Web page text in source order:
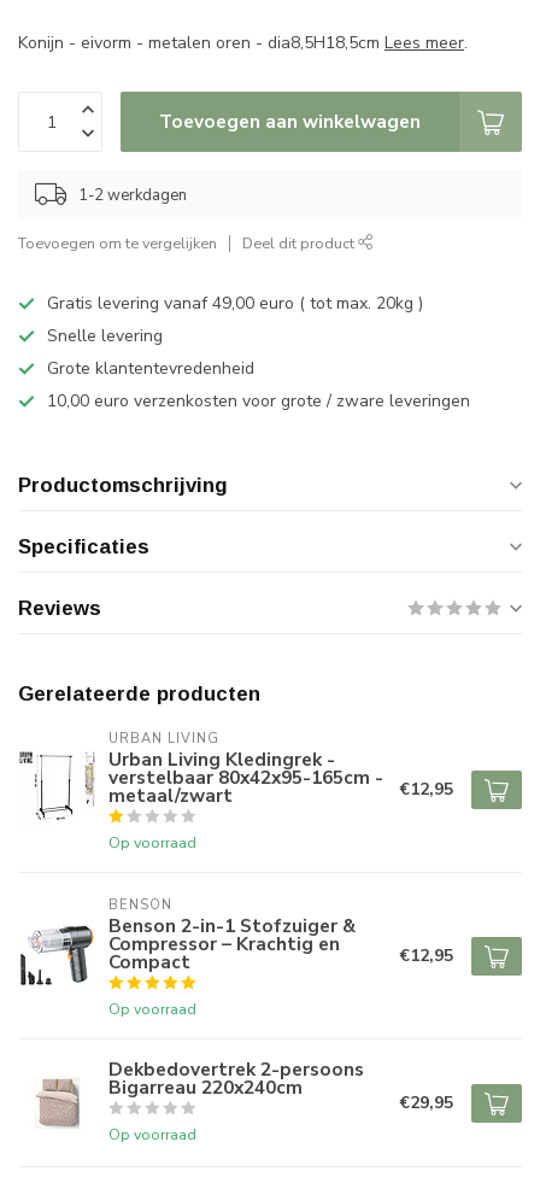
Konijn - eivorm - metalen oren - dia8,5H18,5cm Lees meer.
Toevoegen aan winkelwagen
1-2 werkdagen
Toevoegen om te vergelijken Deel dit product
Gratis levering vanaf 49,00 euro ( tot max. 20kg )
Snelle levering
Grote klantentevredenheid
10,00 euro verzenkosten voor grote / zware leveringen
Productomschrijving
Specificaties
Reviews
Gerelateerde producten
URBAN LIVING
Urban Living Kledingrek -
verstelbaar 80x42x95-165cm -
metaal/zwart
Op voorraad
€12,95
BENSON
Benson 2-in-1 Stofzuiger &
Compressor – Krachtig en
Compact
Op voorraad
€12,95
Dekbedovertrek 2-persoons
Bigarreau 220x240cm
Op voorraad
€29,95